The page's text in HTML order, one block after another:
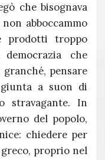
che bisognava
abboccammo
prodotti troppo
che
pensare
a suon di
stravagante. In
del popolo,
chiedere per
proprio nel